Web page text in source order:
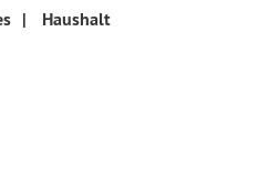
| Haushalt